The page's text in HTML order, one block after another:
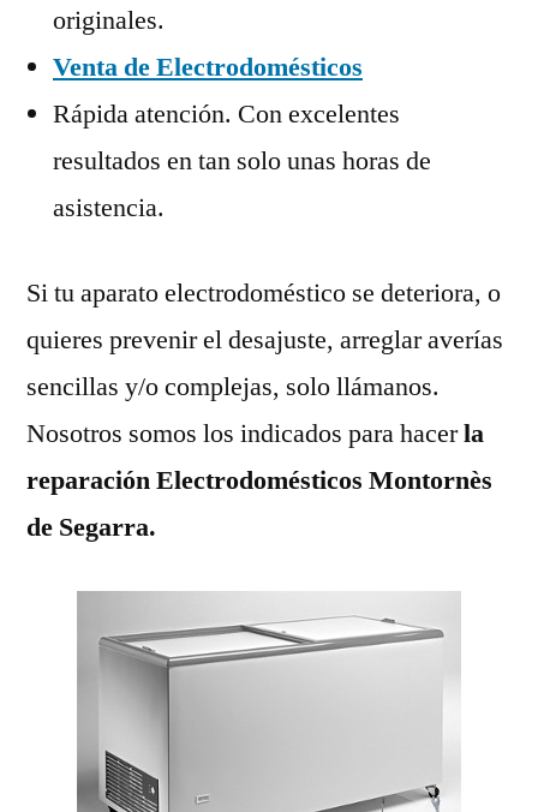
originales.
Venta de Electrodomésticos
Rápida atención. Con excelentes
resultados en tan solo unas horas de
asistencia.
Si tu aparato electrodoméstico se deteriora, o
quieres prevenir el desajuste, arreglar averías
sencillas y/o complejas, solo llámanos.
Nosotros somos los indicados para hacerla
reparación Electrodomésticos Montornès
de Segarra.